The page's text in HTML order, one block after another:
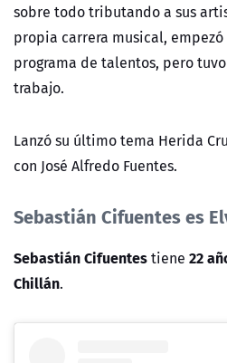
sobre todo tributando a sus
propia carrera musical,
programa de talentos, pero
trabajo.
Lanzó su último tema Herida
con José Alfredo Fuentes.
Sebastián Cifuentes es
Sebastián Cifuentestiene 22
Chillán.